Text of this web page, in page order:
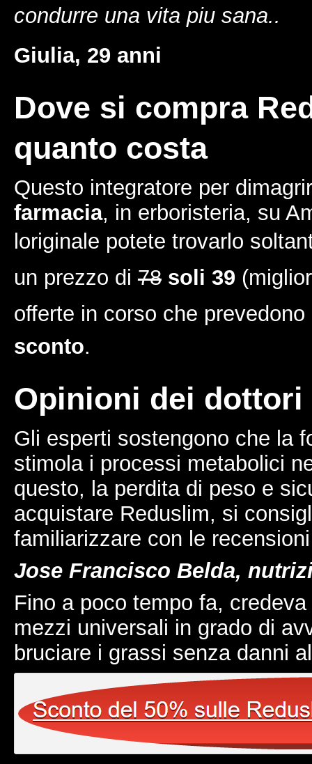
condurre una vita piu sana..
Giulia, 29 anni
Dove si compra
quanto costa
Questo integratore per
farmacia, in erboristeria, su
loriginale potete trovarlo
un prezzo di78soli 39
offerte in corso che prevedono
sconto.
Opinioni dei
Gli esperti sostengono che la
stimola i processi metabolici
questo, la perdita di peso e
acquistare Reduslim, si
familiarizzare con le
Jose Francisco Belda,
Fino a poco tempo fa,
mezzi universali in grado di
bruciare i grassi senza danni